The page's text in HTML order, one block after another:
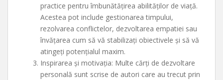
practice pentru îmbunătățirea abilităților de viață.
Acestea pot include gestionarea timpului,
rezolvarea conflictelor, dezvoltarea empatiei sau
învățarea cum să vă stabilizați obiectivele și să vă
atingeți potențialul maxim.
Inspirarea și motivația: Multe cărți de dezvoltare
personală sunt scrise de autori care au trecut prin